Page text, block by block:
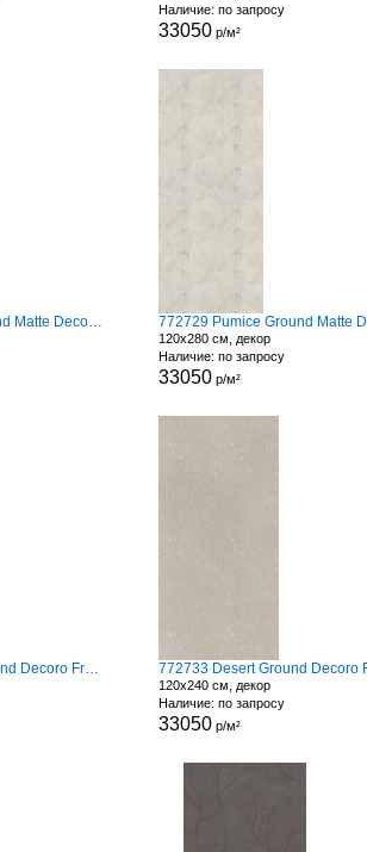
Наличие: по запросу
33050р/м²
772728 Desert Ground Matte Decoro Fronds
120x280 см, декор
Наличие: по запросу
33050р/м²
772732 Carbon Ground Decoro Fronds A
120x240 см, декор
Наличие: по запросу
33050р/м²